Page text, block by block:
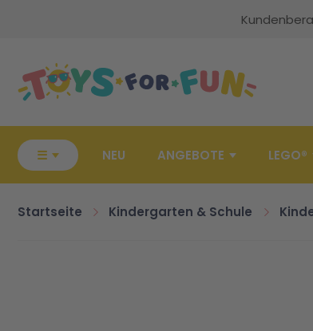
☰ NEU ANGEBOTE LEGO®
Startseite Kindergarten & Schule